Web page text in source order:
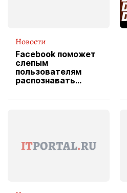
Новости
Facebook поможет
слепым
пользователям
распознавать